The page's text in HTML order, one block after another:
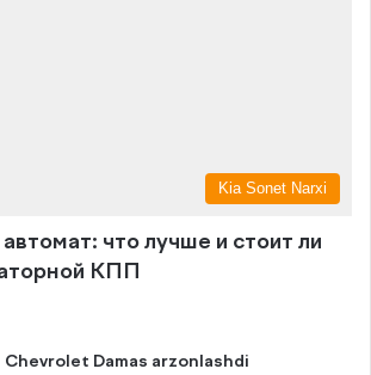
Kia Sonet Narxi
что лучше и стоит ли
КПП
Chevrolet Damas arzonlashdi